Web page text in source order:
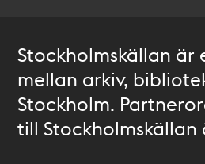
Stockholmskällan är
mellan arkiv,
Stockholm.
till Stockholmskällan